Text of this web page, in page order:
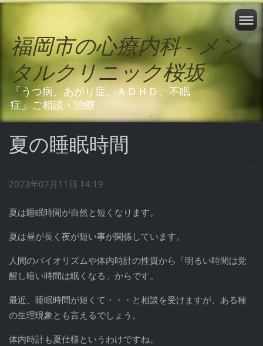
福岡市の心療内科 - メン
タルクリニック桜坂
「うつ病、あがり症、ＡＤＨＤ、不眠
症」ご相談・治療
夏の睡眠時間
2023年07月11日 14:19
夏は睡眠時間が自然と短くなります。
夏は昼が長く夜が短い事が関係しています。
人間のバイオリズムや体内時計の性質から「明るい時間は覚
醒し暗い時間は眠くなる」からです。
最近、睡眠時間が短くて・・・と相談を受けますが、ある種
の生理現象とも言えるでしょう。
体内時計も夏仕様というわけですね。